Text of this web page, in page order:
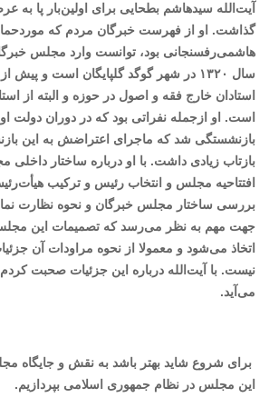
آیت‌الله سیدهاشم بطحایی برای اولین‌بار پا به
گذاشت. او از فهرست خبرگان مردم که
هاشمی‌رفسنجانی بود، توانست وارد مجلس
سال ۱۳۲۰ در شهر گوگد گلپایگان است و
استادان خارج فقه و اصول در حوزه و البته از
است. او ازجمله نفراتی بود که در دوران دولت
بازنشستگی شد که ماجرای اعتراضش به این
بازتاب زیادی داشت. با او درباره ساختار
افتتاحیه مجلس و انتخاب رئیس و ترکیب
بررسی ساختار مجلس خبرگان و نحوه نظارت
جهت مهم به نظر می‌رسد که تصمیمات این
اتخاذ می‌شود و معمولا از نحوه مراودات آن
نیست. با آیت‌الله درباره این جزئیات صحبت
می‌آید.
برای شروع شاید بهتر باشد به نقش و جایگاه
این مجلس در نظام جمهوری اسلامی بپردازیم.